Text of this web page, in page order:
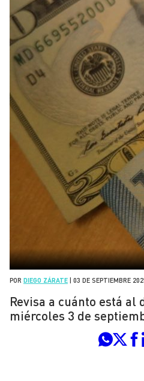
POR DIEGO ZÁRATE 03 DE SEPTIEMBRE
Revisa a cuánto está al
miércoles 3 de